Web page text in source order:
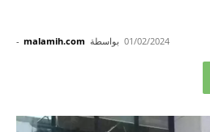
بواسطة malamih.com
- 01/02/2024